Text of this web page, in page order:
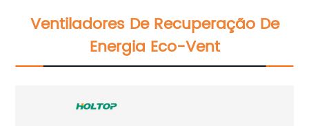
Ventiladores De Recuperação De
Energia Eco-Vent